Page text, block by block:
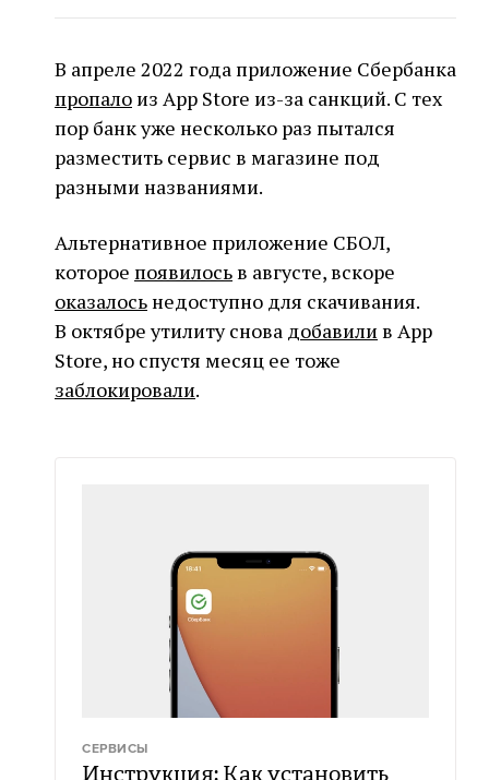
В апреле 2022 года приложение Сбербанка
пропалоиз App Store из-за санкций. С тех
пор банк уже несколько раз пытался
разместить сервис в магазине под
разными названиями.
Альтернативное приложение СБОЛ,
которое появилосьв августе, вскоре
оказалосьнедоступно для скачивания.
В октябре утилиту снова добавилив App
Store, но спустя месяц ее тоже
заблокировали.
СЕРВИСЫ
Инструкция: Как установить